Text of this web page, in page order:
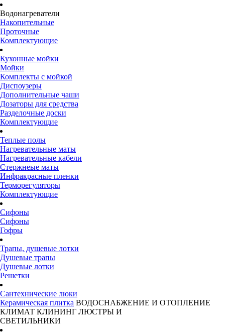
Водонагреватели
Накопительные
Проточные
Комплектующие
Кухонные мойки
Мойки
Комплекты с мойкой
Диспоузеры
Дополнительные чаши
Дозаторы для средства
Разделочные доски
Комплектующие
Теплые полы
Нагревательные маты
Нагревательные кабели
Стержнеые маты
Инфракрасные пленки
Терморегуляторы
Комплектующие
Сифоны
Сифоны
Гофры
Трапы, душевые лотки
Душевые трапы
Душевые лотки
Решетки
Сантехнические люки
Керамическая плитка ВОДОСНАБЖЕНИЕ И ОТОПЛЕНИЕ
КЛИМАТ КЛИНИНГ ЛЮСТРЫ И
СВЕТИЛЬНИКИ